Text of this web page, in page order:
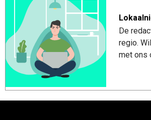
De
regio.
met ons